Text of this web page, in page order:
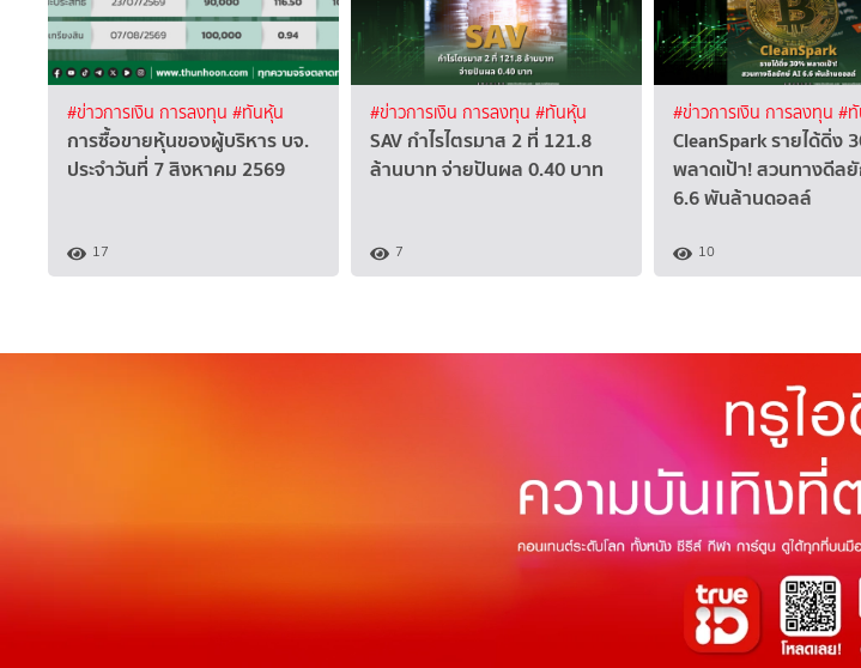
#ข่าวการเงิน การลงทุน #ทันหุ้น
การซื้อขายหุ้นของผู้บริหาร บจ.
ประจำวันที่ 7 สิงหาคม 2569
17
#ข่าวการเงิน การลงทุน #ทันหุ้น
SAV กำไรไตรมาส 2 ที่ 121.8
ล้านบาท จ่ายปันผล 0.40 บาท
7
#ข่าวการเงิน การลงทุน #
CleanSpark รายได้ดิ่ง
พลาดเป้า! สวนทางดีล
6.6 พันล้านดอลล์
10